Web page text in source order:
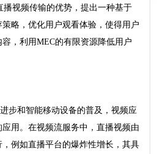
播视频传输的优势，提出一种基于
略，优化用户观看体验，使得用户
，利用MEC的有限资源降低用户
步和智能移动设备的普及，视频应
用。在视频流服务中，直播视频由
例如直播平台的爆炸性增长，其具